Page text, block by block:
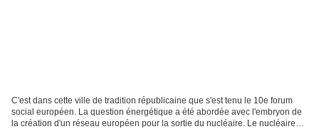
C'est dans cette ville de tradition républicaine que s'est tenu le 10e forum
social européen. La question énergétique a été abordée avec l'embryon de
la création d'un réseau européen pour la sortie du nucléaire. Le nucléaire